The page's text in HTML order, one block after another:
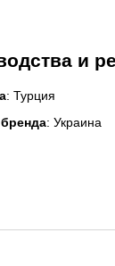
и
: Турция
: Украина